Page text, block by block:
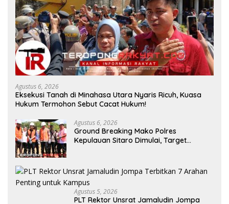
Agustus 6, 2026
Eksekusi Tanah di Minahasa Utara Nyaris Ricuh, Kuasa
Hukum Termohon Sebut Cacat Hukum!
Agustus 6, 2026
Ground Breaking Mako Polres
Kepulauan Sitaro Dimulai, Target
Agustus 5, 2026
​PLT Rektor Unsrat Jamaludin Jompa